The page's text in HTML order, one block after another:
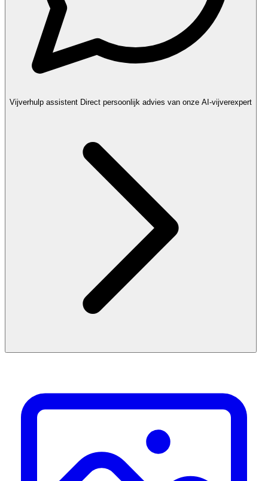
Vijverhulp assistent Direct persoonlijk advies van onze AI-vijverexpert